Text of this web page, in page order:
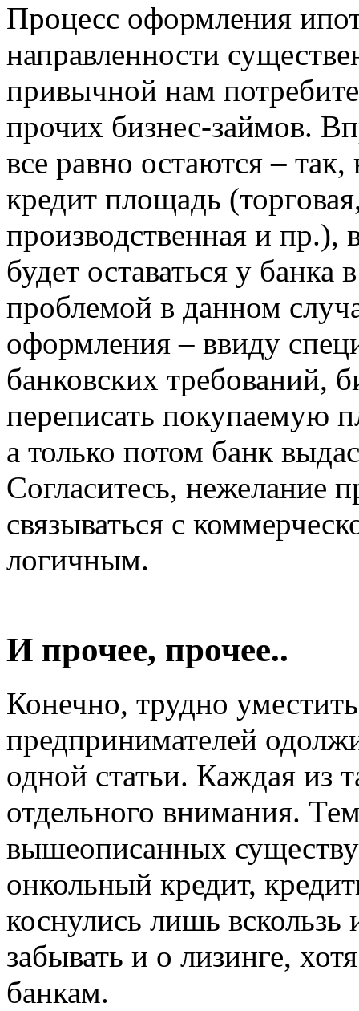
Процесс оформления
направленности
привычной нам
прочих бизнес-займов.
все равно остаются –
кредит площадь
производственная и пр.),
будет оставаться у
проблемой в данном
оформления – ввиду
банковских требований,
переписать покупаемую
а только потом банк
Согласитесь, нежелание
связываться с
логичным.
И прочее, прочее..
Конечно, трудно
предпринимателей
одной статьи. Каждая из
отдельного внимания.
вышеописанных
онкольный кредит,
коснулись лишь
забывать и о лизинге,
банкам.